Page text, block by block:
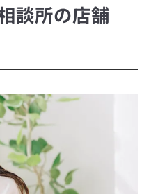
談所の店舗